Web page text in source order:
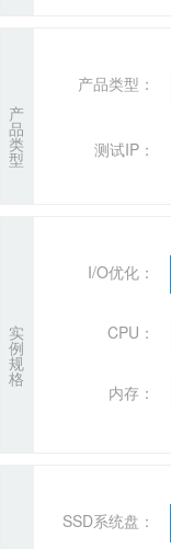
产
品
类
型
产品类型：
测试IP：
实
例
规
格
I/O优化：
CPU：
内存：
SSD系统盘：